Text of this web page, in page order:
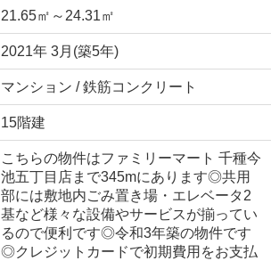
21.65㎡～24.31㎡
2021年 3月(築5年)
マンション / 鉄筋コンクリート
15階建
こちらの物件はファミリーマート 千種今
池五丁目店まで345mにあります◎共用
部には敷地内ごみ置き場・エレベータ2
基など様々な設備やサービスが揃ってい
るので便利です◎令和3年築の物件です
◎クレジットカードで初期費用をお支払